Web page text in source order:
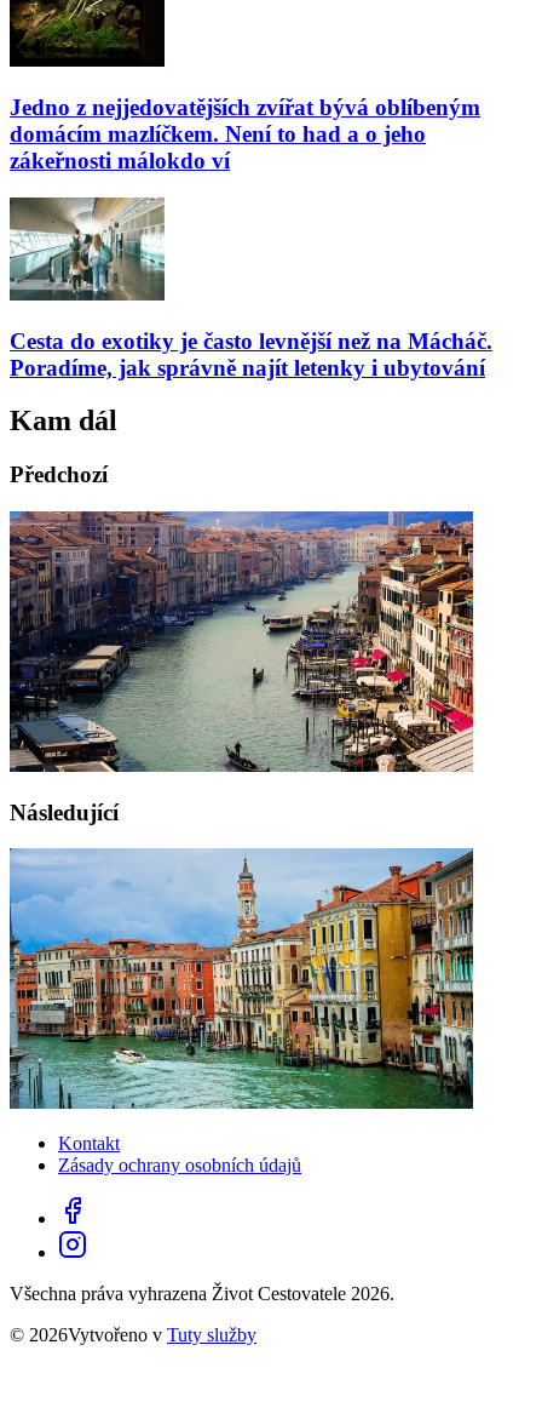
Jedno z nejjedovatějších zvířat bývá oblíbeným
domácím mazlíčkem. Není to had a o jeho
zákeřnosti málokdo ví
Cesta do exotiky je často levnější než na Mácháč.
Poradíme, jak správně najít letenky i ubytování
Kam dál
Předchozí
Následující
Kontakt
Zásady ochrany osobních údajů
Všechna práva vyhrazena Život Cestovatele 2026.
© 2026Vytvořeno v Tuty služby